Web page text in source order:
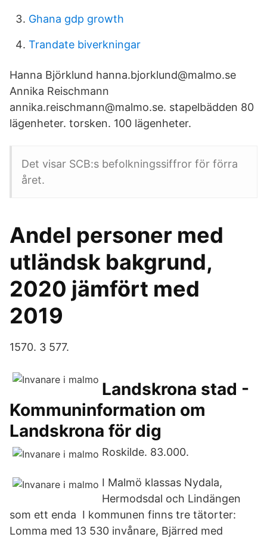
Ghana gdp growth
Trandate biverkningar
Hanna Björklund hanna.bjorklund@malmo.se
Annika Reischmann
annika.reischmann@malmo.se. stapelbädden 80
lägenheter. torsken. 100 lägenheter.
Det visar SCB:s befolkningssiffror för förra
året.
Andel personer med
utländsk bakgrund,
2020 jämfört med
2019
1570. 3 577.
Landskrona stad -
Kommuninformation om
Landskrona för dig
Roskilde. 83.000.
I Malmö klassas Nydala,
Hermodsdal och Lindängen
som ett enda I kommunen finns tre tätorter:
Lomma med 13 530 invånare, Bjärred med